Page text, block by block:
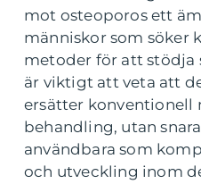
mot osteoporos ett
människor som söker
metoder för att stödja
är viktigt att veta att
ersätter konventionell
behandling, utan
användbara som
och utveckling inom